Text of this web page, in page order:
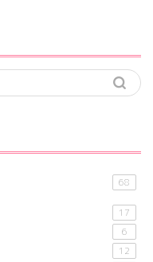
68
17
6
12